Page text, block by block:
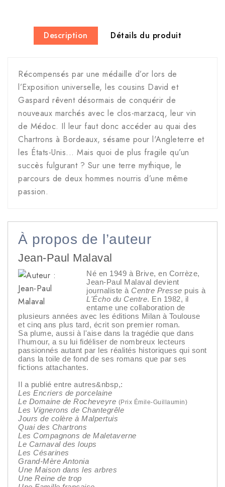
Description Détails du produit
Récompensés par une médaille d’or lors de
l’Exposition universelle, les cousins David et
Gaspard rêvent désormais de conquérir de
nouveaux marchés avec le clos-marzacq, leur vin
de Médoc. Il leur faut donc accéder au quai des
Chartrons à Bordeaux, sésame pour l'Angleterre et
les États-Unis... Mais quoi de plus fragile qu’un
succès fulgurant ? Sur une terre mythique, le
parcours de deux hommes nourris d’une même
passion.
À propos de l’auteur
Jean-Paul Malaval
Né en 1949 à Brive, en Corrèze,
Jean-Paul Malaval devient
journaliste à Centre Presse puis à
L'Écho du Centre. En 1982, il
entame une collaboration de
plusieurs années avec les éditions Milan à Toulouse
et cinq ans plus tard, écrit son premier roman.
Sa plume, aussi à l'aise dans la tragédie que dans
l'humour, a su lui fidéliser de nombreux lecteurs
passionnés autant par les réalités historiques qui sont
dans la toile de fond de ses romans que par ses
fictions attachantes.
Il a publié entre autres&nbsp,:
Les Encriers de porcelaine
Le Domaine de Rocheveyre (Prix Émile-Guillaumin)
Les Vignerons de Chantegrêle
Jours de colère à Malpertuis
Quai des Chartrons
Les Compagnons de Maletaverne
Le Carnaval des loups
Les Césarines
Grand-Mère Antonia
Une Maison dans les arbres
Une Reine de trop